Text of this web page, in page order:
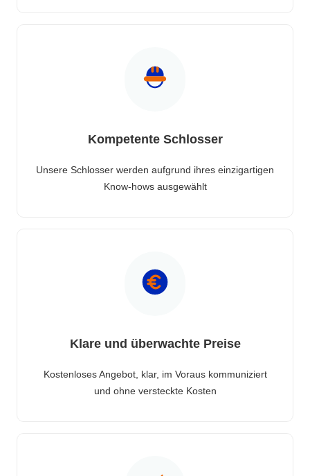
Kompetente Schlosser
Unsere Schlosser werden aufgrund ihres einzigartigen
Know-hows ausgewählt
Klare und überwachte Preise
Kostenloses Angebot, klar, im Voraus kommuniziert
und ohne versteckte Kosten